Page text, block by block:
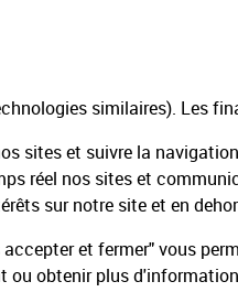
similaires). Les
sites et suivre la
réel nos sites et
sur notre site et en
et fermer" vous
ou obtenir plus